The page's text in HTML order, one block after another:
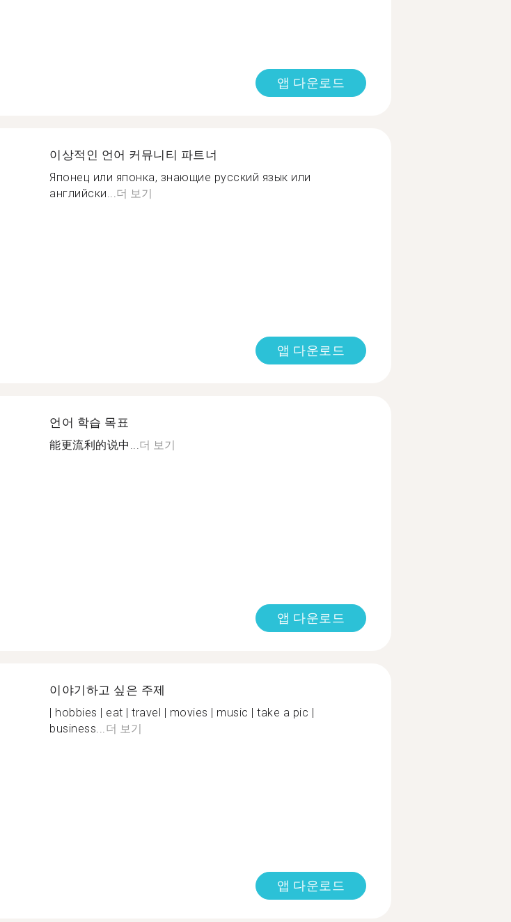
앱 다운로드
이상적인 언어 커뮤니티 파트너
Японец или японка, знающие русский язык или
английски...더 보기
앱 다운로드
언어 학습 목표
能更流利的说中...더 보기
앱 다운로드
이야기하고 싶은 주제
| hobbies | eat | travel | movies | music | take a pic |
business...더 보기
앱 다운로드